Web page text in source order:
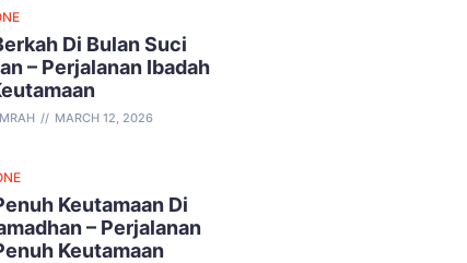
Di Bulan Suci
– Perjalanan Ibadah
MARCH 12, 2026
Keutamaan Di
– Perjalanan
Keutamaan